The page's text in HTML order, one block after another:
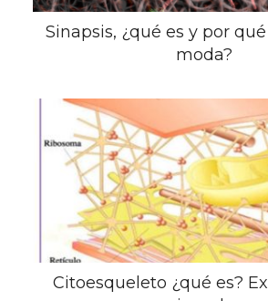
Sinapsis, ¿qué es y por
moda?
Citoesqueleto ¿qué es?